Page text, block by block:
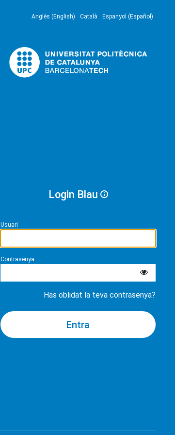
Anglès (English) Català Espanyol (Español)
Login Blau
Usuari
Contrasenya
Has oblidat la teva contrasenya?